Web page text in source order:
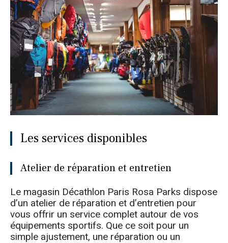
Les services disponibles
Atelier de réparation et entretien
Le magasin Décathlon Paris Rosa Parks dispose
d’un atelier de réparation et d’entretien pour
vous offrir un service complet autour de vos
équipements sportifs. Que ce soit pour un
simple ajustement, une réparation ou un